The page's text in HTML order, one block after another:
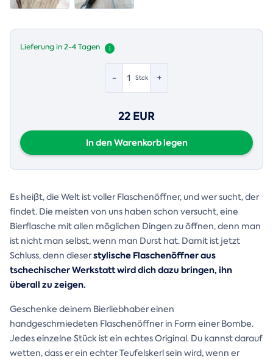
Lieferung in 2-4 Tagen i
- +
Stck
22 EUR
In den Warenkorb legen
Es heißt, die Welt ist voller Flaschenöffner, und wer sucht, der
findet. Die meisten von uns haben schon versucht, eine
Bierflasche mit allen möglichen Dingen zu öffnen, denn man
ist nicht man selbst, wenn man Durst hat. Damit ist jetzt
Schluss, denn dieserstylische Flaschenöffner aus
tschechischer Werkstatt wird dich dazu bringen, ihn
überall zu zeigen.
Geschenke deinem Bierliebhaber einen
handgeschmiedeten Flaschenöffner in Form einer Bombe.
Jedes einzelne Stück ist ein echtes Original. Du kannst darauf
wetten, dass er ein echter Teufelskerl sein wird, wenn er